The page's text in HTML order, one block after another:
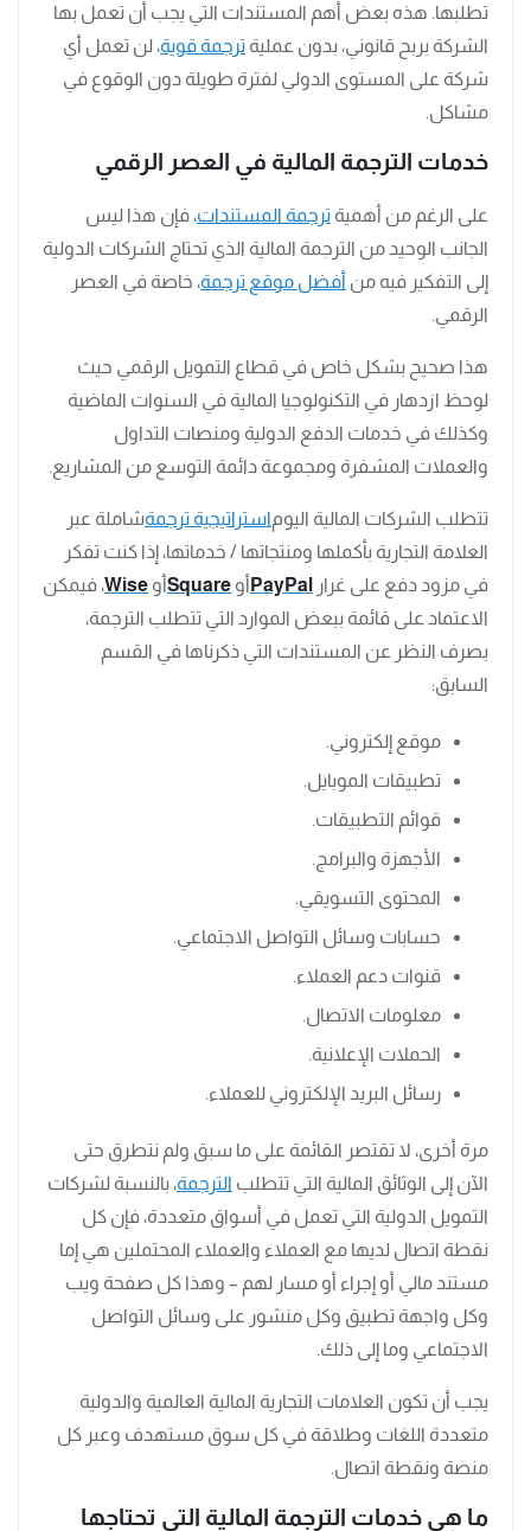
تطلبها. هذه بعض أهم المستندات التي يجب أن تعمل بها
الشركة بربح قانوني، بدون عملية ترجمة قوية، لن تعمل أي
شركة على المستوى الدولي لفترة طويلة دون الوقوع في
مشاكل.
خدمات الترجمة المالية في العصر الرقمي
على الرغم من أهمية ترجمة المستندات، فإن هذا ليس
الجانب الوحيد من الترجمة المالية الذي تحتاج الشركات الدولية
إلى التفكير فيه من أفضل موقع ترجمة، خاصة في العصر
الرقمي.
هذا صحيح بشكل خاص في قطاع التمويل الرقمي حيث
لوحظ ازدهار في التكنولوجيا المالية في السنوات الماضية
وكذلك في خدمات الدفع الدولية ومنصات التداول
والعملات المشفرة ومجموعة دائمة التوسع من المشاريع.
تتطلب الشركات المالية اليوماستراتيجية ترجمةشاملة عبر
العلامة التجارية بأكملها ومنتجاتها / خدماتها، إذا كنت تفكر
في مزود دفع على غرار
PayPal أو Squareأو Wise، فيمكن
الاعتماد على قائمة ببعض الموارد التي تتطلب الترجمة،
بصرف النظر عن المستندات التي ذكرناها في القسم
السابق:
موقع إلكتروني.
تطبيقات الموبايل.
قوائم التطبيقات.
الأجهزة والبرامج.
المحتوى التسويقي.
حسابات وسائل التواصل الاجتماعي.
قنوات دعم العملاء.
معلومات الاتصال.
الحملات الإعلانية.
رسائل البريد الإلكتروني للعملاء.
مرة أخرى، لا تقتصر القائمة على ما سبق ولم نتطرق حتى
الآن إلى الوثائق المالية التي تتطلب الترجمة، بالنسبة لشركات
التمويل الدولية التي تعمل في أسواق متعددة، فإن كل
نقطة اتصال لديها مع العملاء والعملاء المحتملين هي إما
مستند مالي أو إجراء أو مسار لهم – وهذا كل صفحة ويب
وكل واجهة تطبيق وكل منشور على وسائل التواصل
الاجتماعي وما إلى ذلك.
يجب أن تكون العلامات التجارية المالية العالمية والدولية
متعددة اللغات وطلاقة في كل سوق مستهدف وعبر كل
منصة ونقطة اتصال.
ما هي خدمات الترجمة المالية التي تحتاجها